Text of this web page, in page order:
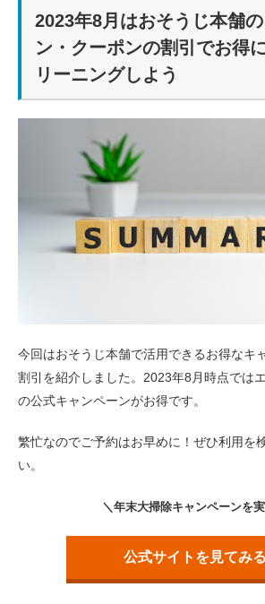
2023年8月はおそうじ本舗
ン・クーポンの割引でお得
リーニングしよう
今回はおそうじ本舗で活用できるお得なキ
割引を紹介しました。2023年8月時点では
の公式キャンペーンがお得です。
繁忙なのでご予約はお早めに！ぜひ利用を
い。
＼年末大掃除キャンペーンを
公式サイトを見てみる